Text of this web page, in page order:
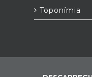
Toponímia